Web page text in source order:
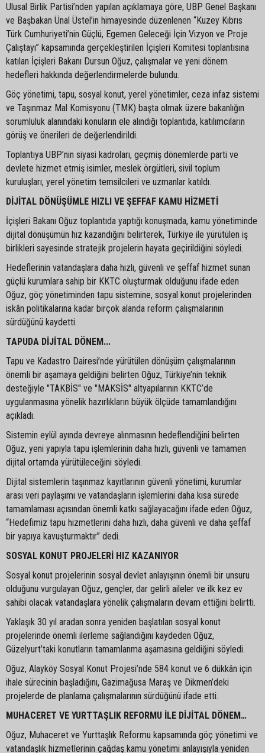
Ulusal Birlik Partisi’nden yapılan açıklamaya göre, UBP Genel Başkanı
ve Başbakan Ünal Üstel’in himayesinde düzenlenen “Kuzey Kıbrıs
Türk Cumhuriyeti’nin Güçlü, Egemen Geleceği İçin Vizyon ve Proje
Çalıştayı” kapsamında gerçekleştirilen İçişleri Komitesi toplantısına
katılan İçişleri Bakanı Dursun Oğuz, çalışmalar ve yeni dönem
hedefleri hakkında değerlendirmelerde bulundu.
Göç yönetimi, tapu, sosyal konut, yerel yönetimler, ceza infaz sistemi
ve Taşınmaz Mal Komisyonu (TMK) başta olmak üzere bakanlığın
sorumluluk alanındaki konuların ele alındığı toplantıda, katılımcıların
görüş ve önerileri de değerlendirildi.
Toplantıya UBP’nin siyasi kadroları, geçmiş dönemlerde parti ve
devlete hizmet etmiş isimler, meslek örgütleri, sivil toplum
kuruluşları, yerel yönetim temsilcileri ve uzmanlar katıldı.
DİJİTAL DÖNÜŞÜMLE HIZLI VE ŞEFFAF KAMU HİZMETİ
İçişleri Bakanı Oğuz toplantıda yaptığı konuşmada, kamu yönetiminde
dijital dönüşümün hız kazandığını belirterek, Türkiye ile yürütülen iş
birlikleri sayesinde stratejik projelerin hayata geçirildiğini söyledi.
Hedeflerinin vatandaşlara daha hızlı, güvenli ve şeffaf hizmet sunan
güçlü kurumlara sahip bir KKTC oluşturmak olduğunu ifade eden
Oğuz, göç yönetiminden tapu sistemine, sosyal konut projelerinden
iskân politikalarına kadar birçok alanda reform çalışmalarının
sürdüğünü kaydetti.
TAPUDA DİJİTAL DÖNEM...
Tapu ve Kadastro Dairesi’nde yürütülen dönüşüm çalışmalarının
önemli bir aşamaya geldiğini belirten Oğuz, Türkiye’nin teknik
desteğiyle "TAKBİS" ve "MAKSİS" altyapılarının KKTC’de
uygulanmasına yönelik hazırlıkların büyük ölçüde tamamlandığını
açıkladı.
Sistemin eylül ayında devreye alınmasının hedeflendiğini belirten
Oğuz, yeni yapıyla tapu işlemlerinin daha hızlı, güvenli ve tamamen
dijital ortamda yürütüleceğini söyledi.
Dijital sistemlerin taşınmaz kayıtlarının güvenli yönetimi, kurumlar
arası veri paylaşımı ve vatandaşların işlemlerini daha kısa sürede
tamamlaması açısından önemli katkı sağlayacağını ifade eden Oğuz,
“Hedefimiz tapu hizmetlerini daha hızlı, daha güvenli ve daha şeffaf
bir yapıya kavuşturmaktır” dedi.
SOSYAL KONUT PROJELERİ HIZ KAZANIYOR
Sosyal konut projelerinin sosyal devlet anlayışının önemli bir unsuru
olduğunu vurgulayan Oğuz, gençler, dar gelirli aileler ve ilk kez ev
sahibi olacak vatandaşlara yönelik çalışmaların devam ettiğini belirtti.
Yaklaşık 30 yıl aradan sonra yeniden başlatılan sosyal konut
projelerinde önemli ilerleme sağlandığını kaydeden Oğuz,
Güzelyurt’taki konutların tamamlanma aşamasına geldiğini söyledi.
Oğuz, Alayköy Sosyal Konut Projesi’nde 584 konut ve 6 dükkân için
ihale sürecinin başladığını, Gazimağusa Maraş ve Dikmen’deki
projelerde de planlama çalışmalarının sürdüğünü ifade etti.
MUHACERET VE YURTTAŞLIK REFORMU İLE DİJİTAL DÖNEM…
Oğuz, Muhaceret ve Yurttaşlık Reformu kapsamında göç yönetimi ve
vatandaşlık hizmetlerinin çağdaş kamu yönetimi anlayışıyla yeniden